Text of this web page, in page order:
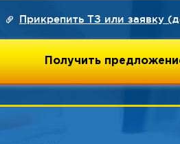
Прикрепить ТЗ или заявку